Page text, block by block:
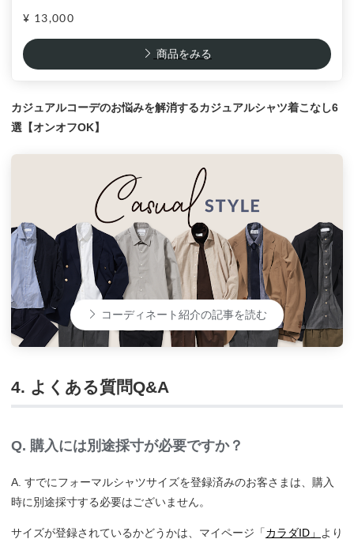
¥ 13,000
商品をみる
カジュアルコーデのお悩みを解消するカジュアルシャツ着こなし6
選【オンオフOK】
コーディネート紹介の記事を読む
4. よくある質問Q&A
Q. 購入には別途採寸が必要ですか？
A. すでにフォーマルシャツサイズを登録済みのお客さまは、購入
時に別途採寸する必要はございません。
サイズが登録されているかどうかは、マイページ「カラダID」 より